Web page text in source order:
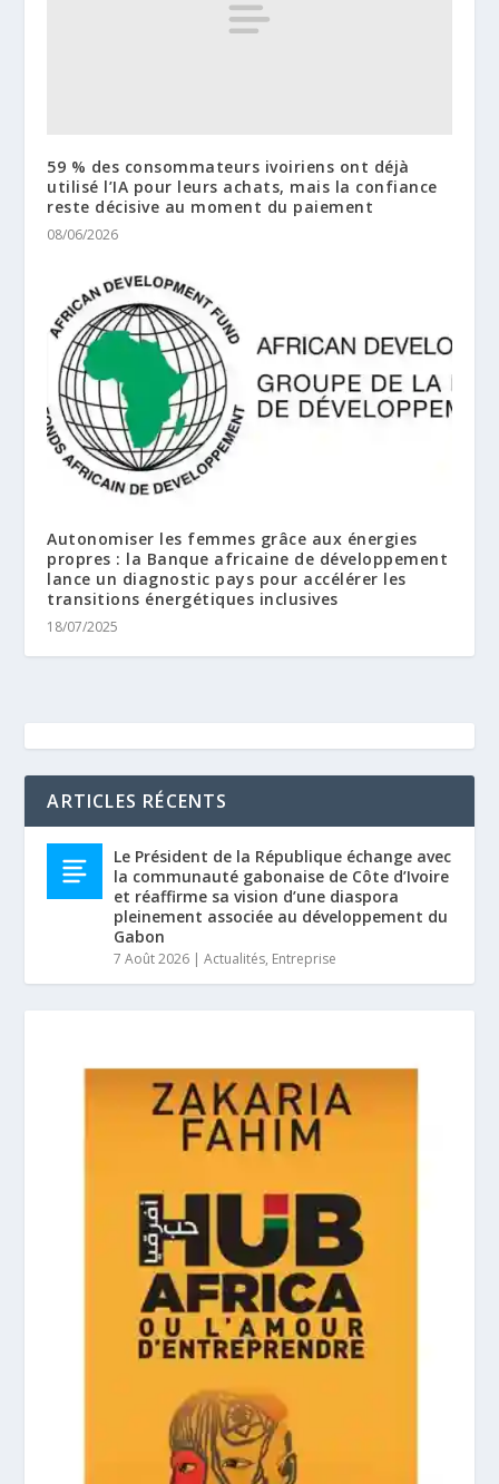
59 % des consommateurs ivoiriens ont déjà
utilisé l’IA pour leurs achats, mais la confiance
reste décisive au moment du paiement
08/06/2026
Autonomiser les femmes grâce aux énergies
propres : la Banque africaine de développement
lance un diagnostic pays pour accélérer les
transitions énergétiques inclusives
18/07/2025
ARTICLES RÉCENTS
Le Président de la République échange avec
la communauté gabonaise de Côte d’Ivoire
et réaffirme sa vision d’une diaspora
pleinement associée au développement du
Gabon
7 Août 2026 |Actualités, Entreprise